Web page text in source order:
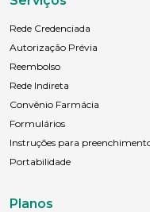
Rede Credenciada
Autorização Prévia
Reembolso
Rede Indireta
Convênio Farmácia
Formulários
Instruções para
Portabilidade
Planos